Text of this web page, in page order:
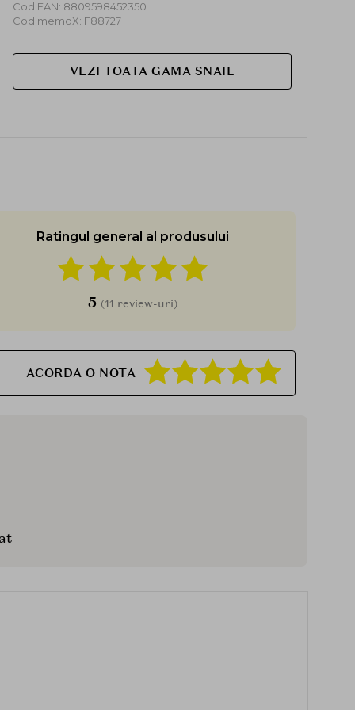
Cod EAN: 8809598452350
Cod memoX: F88727
VEZI TOATA GAMA SNAIL
Ratingul general al produsului
5 (11 review-uri)
ACORDA O NOTA